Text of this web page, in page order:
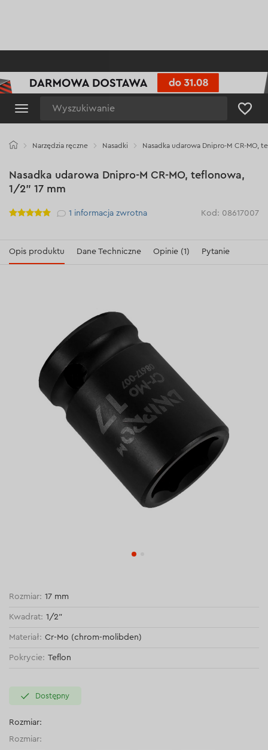
Narzędzia ręczne Nasadki Nasadka udarowa Dnipro-M CR-MO,
Nasadka udarowa Dnipro-M CR-MO, teflonowa,
1/2" 17 mm
Рейтинг 1 informacja zwrotna Kod: 08617007
Opis produktu Dane Techniczne Opinie (1) Pytanie
Rozmiar: 17 mm
Kwadrat: 1/2"
Materiał: Cr-Mo (chrom-molibden)
Pokrycie: Teflon
Dostępny
Rozmiar:
Rozmiar: